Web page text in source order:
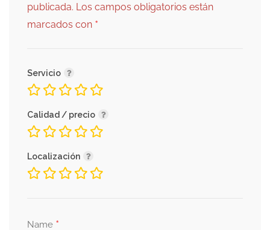
publicada. Los campos obligatorios están
marcados con *
Servicio
Calidad / precio
Localización
Name *